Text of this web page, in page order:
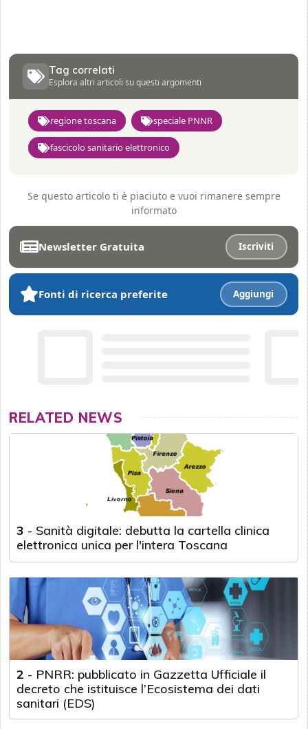
Tag correlati
Esplora altri articoli su questi argomenti
regione toscana speciale PNNR
fascicolo sanitario elettronico
Se questo articolo ti è piaciuto e vuoi rimanere sempre
informato
Newsletter Gratuita Iscriviti
Fonti di ricerca preferite Aggiungi
RELATED NEWS
3 - Sanità digitale: debutta la cartella clinica
elettronica unica per l'intera Toscana
2 - PNRR: pubblicato in Gazzetta Ufficiale il
decreto che istituisce l’Ecosistema dei dati
sanitari (EDS)